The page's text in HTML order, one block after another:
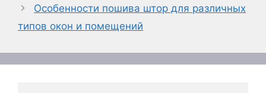
Особенности пошива штор для различных
типов окон и помещений